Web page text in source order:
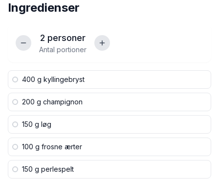
Ingredienser
2 personer
Antal portioner
400 g kyllingebryst
200 g champignon
150 g løg
100 g frosne ærter
150 g perlespelt